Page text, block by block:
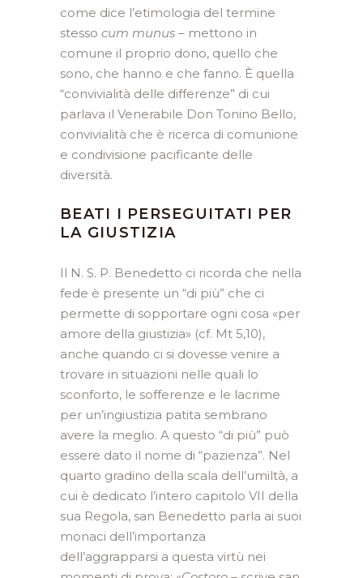
come dice l’etimologia del termine
stesso cum munus – mettono in
comune il proprio dono, quello che
sono, che hanno e che fanno. È quella
“convivialità delle differenze” di cui
parlava il Venerabile Don Tonino Bello,
convivialità che è ricerca di comunione
e condivisione pacificante delle
diversità.
BEATI I PERSEGUITATI PER
LA GIUSTIZIA
Il N. S. P. Benedetto ci ricorda che nella
fede è presente un “di più” che ci
permette di sopportare ogni cosa «per
amore della giustizia» (cf. Mt 5,10),
anche quando ci si dovesse venire a
trovare in situazioni nelle quali lo
sconforto, le sofferenze e le lacrime
per un’ingiustizia patita sembrano
avere la meglio. A questo “di più” può
essere dato il nome di “pazienza”. Nel
quarto gradino della scala dell’umiltà, a
cui è dedicato l’intero capitolo VII della
sua Regola, san Benedetto parla ai suoi
monaci dell’importanza
dell’aggrapparsi a questa virtù nei